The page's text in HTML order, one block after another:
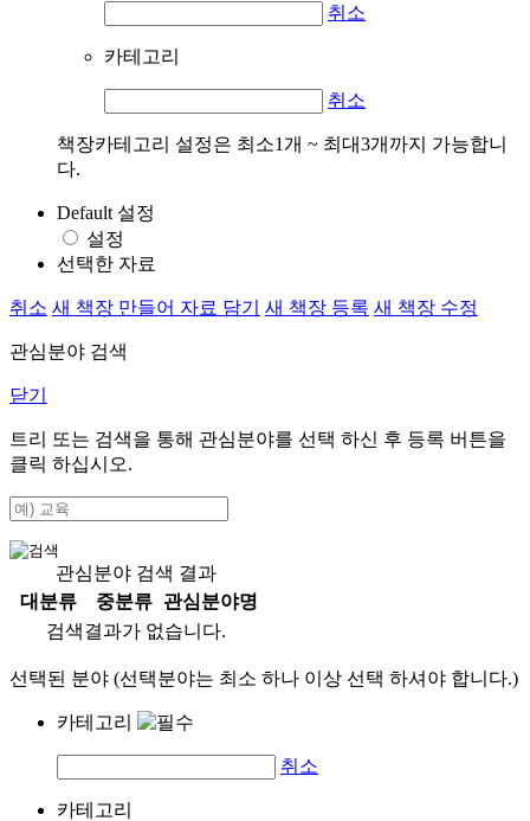
취소
카테고리
취소
책장카테고리 설정은 최소1개 ~ 최대3개까지 가능합니
다.
Default 설정
설정
선택한 자료
취소 새 책장 만들어 자료 담기 새 책장 등록 새 책장 수정
관심분야 검색
닫기
트리 또는 검색을 통해 관심분야를 선택 하신 후 등록 버튼을
클릭 하십시오.
관심분야 검색 결과
대분류
중분류
관심분야명
검색결과가 없습니다.
선택된 분야 (선택분야는 최소 하나 이상 선택 하셔야 합니다.)
카테고리
취소
카테고리